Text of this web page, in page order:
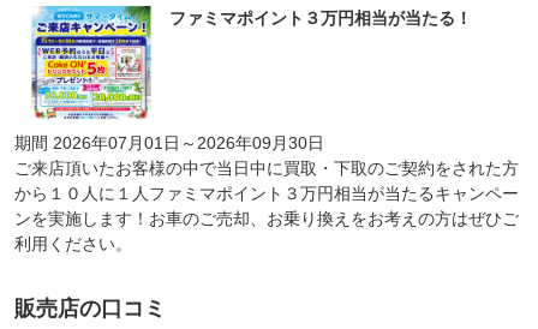
ファミマポイント３万円相当が当たる！
期間 2026年07月01日～2026年09月30日
ご来店頂いたお客様の中で当日中に買取・下取のご契約をされた方
から１０人に１人ファミマポイント３万円相当が当たるキャンペー
ンを実施します！お車のご売却、お乗り換えをお考えの方はぜひご
利用ください。
販売店の口コミ